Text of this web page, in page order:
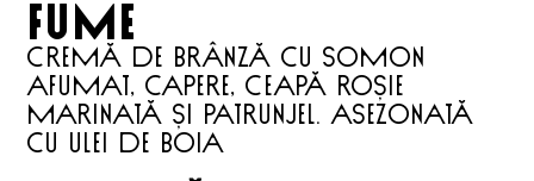
FUME
Cremă de brânză cu somon
afumat, capere, ceapă roșie
marinată și patrunjel. Asezonată
cu ulei de boia